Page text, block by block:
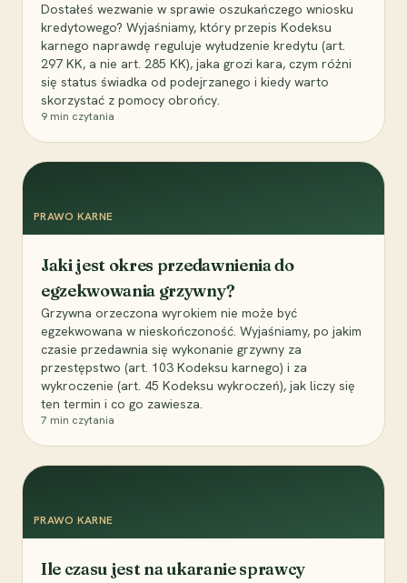
Dostałeś wezwanie w sprawie oszukańczego wniosku
kredytowego? Wyjaśniamy, który przepis Kodeksu
karnego naprawdę reguluje wyłudzenie kredytu (art.
297 KK, a nie art. 285 KK), jaka grozi kara, czym różni
się status świadka od podejrzanego i kiedy warto
skorzystać z pomocy obrońcy.
9 min czytania
PRAWO KARNE
Jaki jest okres przedawnienia do
egzekwowania grzywny?
Grzywna orzeczona wyrokiem nie może być
egzekwowana w nieskończoność. Wyjaśniamy, po jakim
czasie przedawnia się wykonanie grzywny za
przestępstwo (art. 103 Kodeksu karnego) i za
wykroczenie (art. 45 Kodeksu wykroczeń), jak liczy się
ten termin i co go zawiesza.
7 min czytania
PRAWO KARNE
Ile czasu jest na ukaranie sprawcy